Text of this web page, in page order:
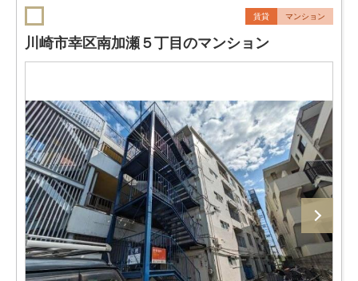
賃貸 マンション
川崎市幸区南加瀬５丁目のマンション